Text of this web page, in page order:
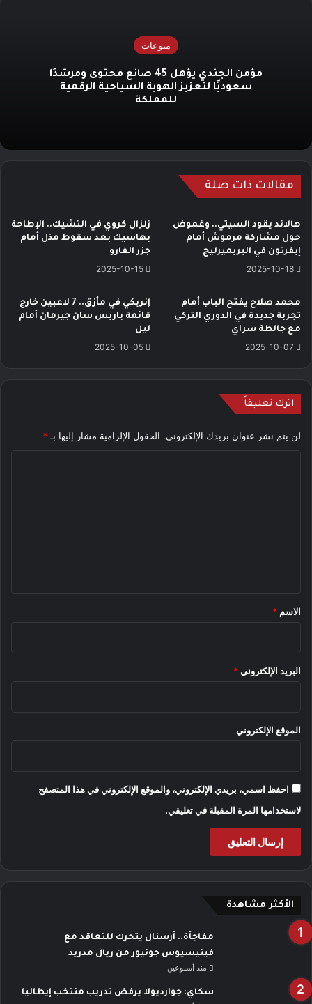
منوعات
مؤمن الجندي يؤهل 45 صانع محتوى ومرشدًا
سعوديًا لتعزيز الهوية السياحية الرقمية
للمملكة
مقالات ذات صلة
هالاند يقود السيتي.. وغموض
حول مشاركة مرموش أمام
إيفرتون في البريميرليج
2025-10-18
زلزال كروي في التشيك.. الإطاحة
بهاسيك بعد سقوط مذل أمام
جزر الفارو
2025-10-15
محمد صلاح يفتح الباب أمام
تجربة جديدة في الدوري التركي
مع جالطة سراي
2025-10-07
إنريكي في مأزق.. 7 لاعبين خارج
قائمة باريس سان جيرمان أمام
ليل
2025-10-05
اترك تعليقاً
لن يتم نشر عنوان بريدك الإلكتروني. الحقول الإلزامية مشار إليها بـ *
*
الاسم *
البريد الإلكتروني *
الموقع الإلكتروني
احفظ اسمي، بريدي الإلكتروني، والموقع الإلكتروني في هذا المتصفح
لاستخدامها المرة المقبلة في تعليقي.
الأكثر مشاهدة
مفاجأة.. أرسنال يتحرك للتعاقد مع
فينيسيوس جونيور من ريال مدريد
منذ أسبوعين
سكاي: جوارديولا يرفض تدريب منتخب إيطاليا